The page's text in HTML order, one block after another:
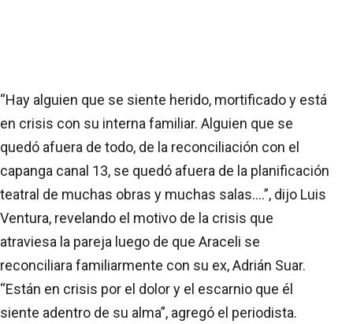
“Hay alguien que se siente herido, mortificado y está
en crisis con su interna familiar. Alguien que se
quedó afuera de todo, de la reconciliación con el
capanga canal 13, se quedó afuera de la planificación
teatral de muchas obras y muchas salas....”, dijo Luis
Ventura, revelando el motivo de la crisis que
atraviesa la pareja luego de que Araceli se
reconciliara familiarmente con su ex, Adrián Suar.
“Están en crisis por el dolor y el escarnio que él
siente adentro de su alma”, agregó el periodista.